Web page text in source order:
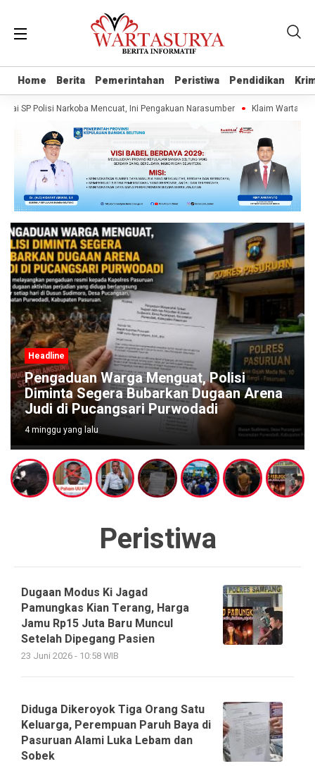
Home Berita Pemerintahan Peristiwa Pendidikan
Home Berita Pemerintahan Peristiwa Pendidikan
SP Polisi Narkoba Mencuat, Ini Pengakuan Narasumber Klaim Wartawan
Headline
Pengaduan Warga Menguat, Polisi
Diminta Segera Bubarkan Dugaan Arena
Judi di Pucangsari Purwodadi
4 minggu yang lalu
Peristiwa
Dugaan Modus Ki Jagad
Pamungkas Kian Terang, Harga
Jamu Rp15 Juta Baru Muncul
Setelah Dipegang Pasien
23 Juni 2026 - 10:58 WIB
Diduga Dikeroyok Tiga Orang Satu
Keluarga, Perempuan Paruh Baya di
Pasuruan Alami Luka Lebam dan
Sobek